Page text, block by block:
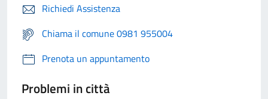
Richiedi Assistenza
Chiama il comune 0981 955004
Prenota un appuntamento
Problemi in città